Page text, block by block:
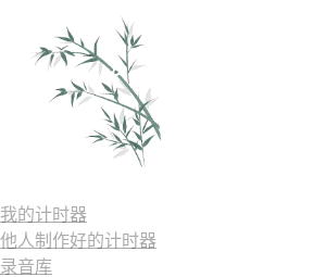
我的计时器
他人制作好的计时器
录音库